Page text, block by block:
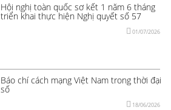
Hội nghị toàn quốc sơ kết 1 năm 6 tháng
triển khai thực hiện Nghị quyết số 57
01/07/2026
Báo chí cách mạng Việt Nam trong thời đại
số
18/06/2026